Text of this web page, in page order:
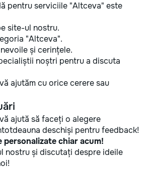
pentru serviciile "Altceva" este
site-ul nostru.
"Altceva".
și cerințele.
noștri pentru a discuta
ajutăm cu orice cerere sau
ajută să faceți o alegere
deschiși pentru feedback!
personalizate chiar acum!
nostru și discutați despre ideile